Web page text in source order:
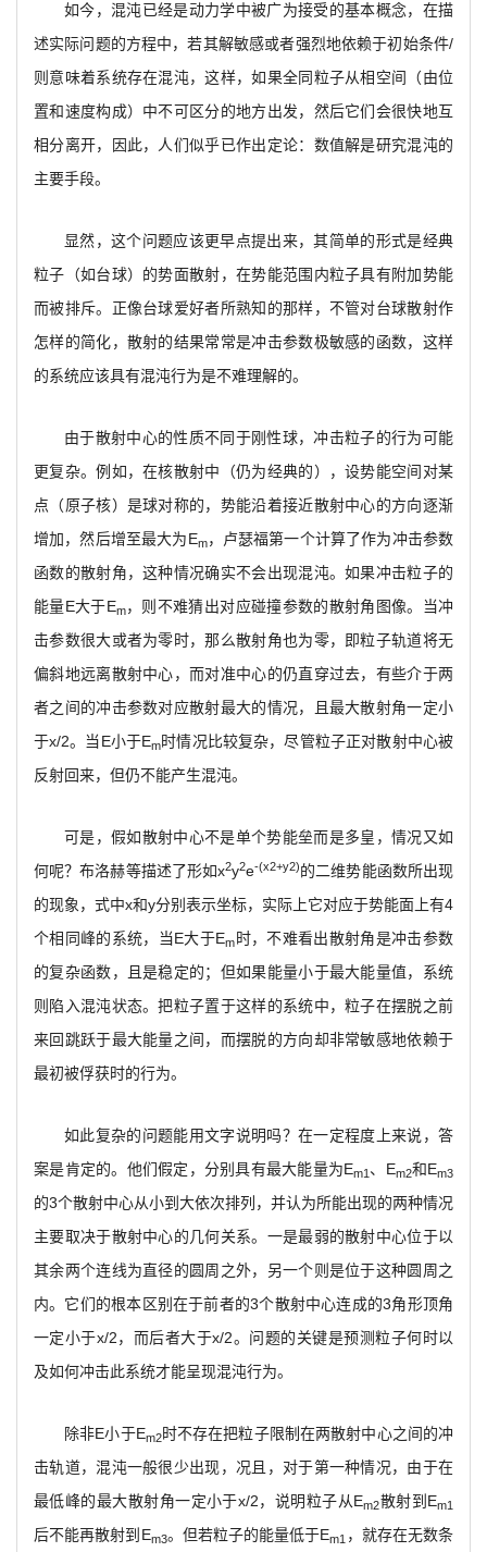
如今，混沌已经是动力学中被广为接受的基本概念，在描
述实际问题的方程中，若其解敏感或者强烈地依赖于初始条件/
则意味着系统存在混沌，这样，如果全同粒子从相空间（由位
置和速度构成）中不可区分的地方出发，然后它们会很快地互
相分离开，因此，人们似乎已作出定论：数值解是研究混沌的
主要手段。
显然，这个问题应该更早点提出来，其简单的形式是经典
粒子（如台球）的势面散射，在势能范围内粒子具有附加势能
而被排斥。正像台球爱好者所熟知的那样，不管对台球散射作
怎样的简化，散射的结果常常是冲击参数极敏感的函数，这样
的系统应该具有混沌行为是不难理解的。
由于散射中心的性质不同于刚性球，冲击粒子的行为可能
更复杂。例如，在核散射中（仍为经典的），设势能空间对某
点（原子核）是球对称的，势能沿着接近散射中心的方向逐渐
增加，然后增至最大为Em，卢瑟福第一个计算了作为冲击参数
函数的散射角，这种情况确实不会出现混沌。如果冲击粒子的
能量E大于Em，则不难猜出对应碰撞参数的散射角图像。当冲
击参数很大或者为零时，那么散射角也为零，即粒子轨道将无
偏斜地远离散射中心，而对准中心的仍直穿过去，有些介于两
者之间的冲击参数对应散射最大的情况，且最大散射角一定小
于x/2。当E小于Em时情况比较复杂，尽管粒子正对散射中心被
反射回来，但仍不能产生混沌。
可是，假如散射中心不是单个势能垒而是多皇，情况又如
何呢？布洛赫等描述了形如x2y2e-(x2+y2)的二维势能函数所出现
的现象，式中x和y分别表示坐标，实际上它对应于势能面上有4
个相同峰的系统，当E大于Em 时，不难看出散射角是冲击参数
的复杂函数，且是稳定的；但如果能量小于最大能量值，系统
则陷入混沌状态。把粒子置于这样的系统中，粒子在摆脱之前
来回跳跃于最大能量之间，而摆脱的方向却非常敏感地依赖于
最初被俘获时的行为。
如此复杂的问题能用文字说明吗？在一定程度上来说，答
案是肯定的。他们假定，分别具有最大能量为Em1 、Em2和Em3
的3个散射中心从小到大依次排列，并认为所能出现的两种情况
主要取决于散射中心的几何关系。一是最弱的散射中心位于以
其余两个连线为直径的圆周之外，另一个则是位于这种圆周之
内。它们的根本区别在于前者的3个散射中心连成的3角形顶角
一定小于x/2，而后者大于x/2。问题的关键是预测粒子何时以
及如何冲击此系统才能呈现混沌行为。
除非E小于Em2时不存在把粒子限制在两散射中心之间的冲
击轨道，混沌一般很少出现，况且，对于第一种情况，由于在
最低峰的最大散射角一定小于x/2，说明粒子从Em2散射到Em1
后不能再散射到Em3。但若粒子的能量低于Em1 ，就存在无数条